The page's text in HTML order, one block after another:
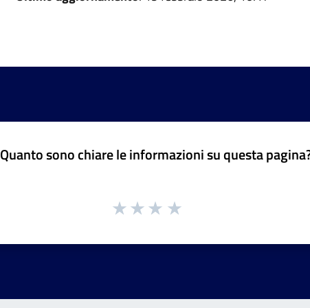
Quanto sono chiare le informazioni su questa